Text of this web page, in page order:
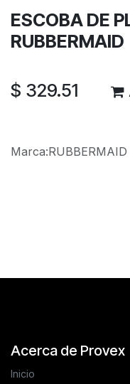
ESCOBA DE
RUBBERMAID
$ 329.51
Marca:RUBBERMAID
Acerca de Provex
Inicio